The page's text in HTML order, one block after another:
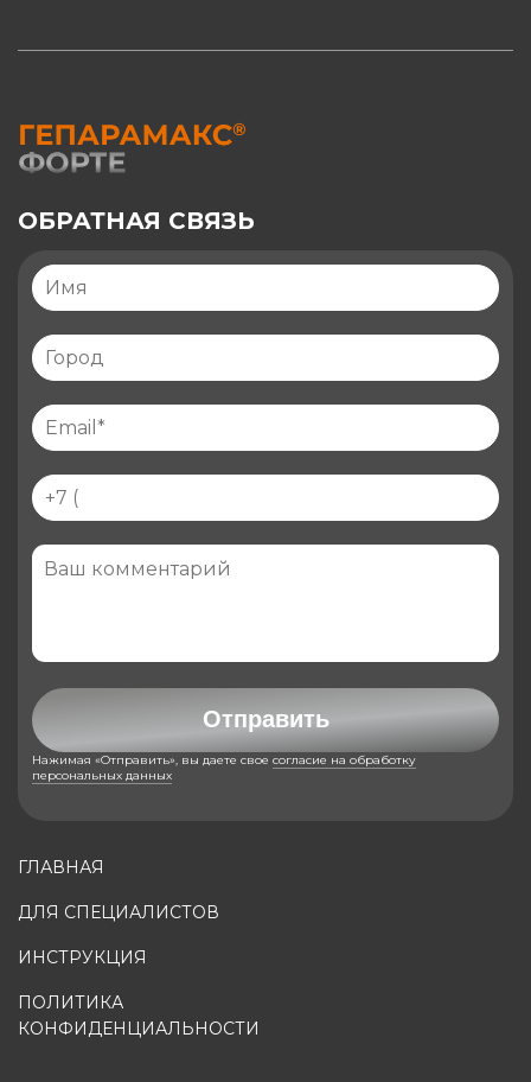
ГЛАВНАЯ
ДЛЯ СПЕЦИАЛИСТОВ
ИНСТРУКЦИЯ
ПОЛИТИКА
КОНФИДЕНЦИАЛЬНОСТИ
ОБРАТНАЯ СВЯЗЬ
Отправить
Нажимая «Отправить», вы даете свое согласие на обработку
персональных данных